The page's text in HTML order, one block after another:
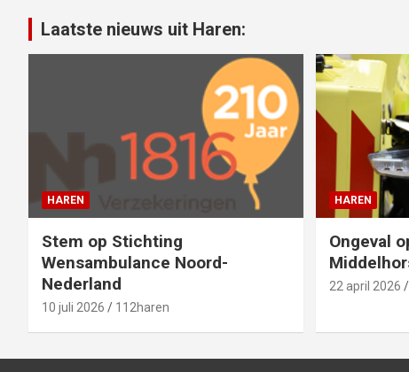
Laatste nieuws uit Haren:
HAREN
Stem op Stichting
Wensambulance Noord-
Nederland
10 juli 2026 112haren
HAREN
Ongeval
22 april 2026